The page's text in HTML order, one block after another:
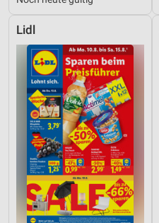
Lidl